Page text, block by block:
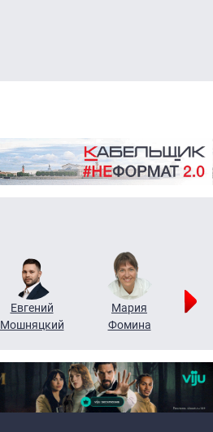
Евгений
Мошняцкий
Мария
Фомина